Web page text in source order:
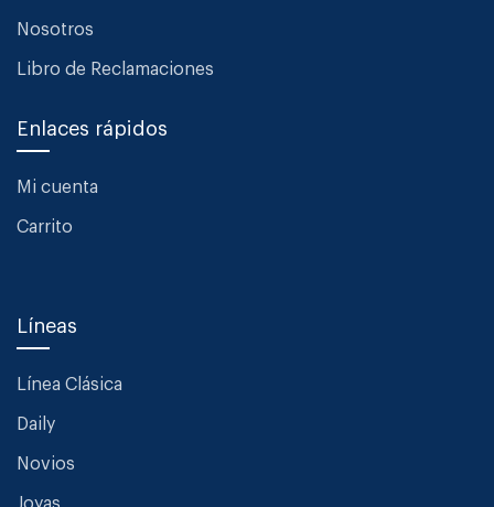
Nosotros
Libro de Reclamaciones
Enlaces rápidos
Mi cuenta
Carrito
Líneas
Línea Clásica
Daily
Novios